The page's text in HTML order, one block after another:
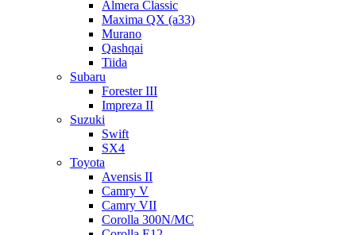
Almera Classic
Maxima QX (a33)
Murano
Qashqai
Tiida
Subaru
Forester III
Impreza II
Suzuki
Swift
SX4
Toyota
Avensis II
Camry V
Camry VII
Corolla 300N/MC